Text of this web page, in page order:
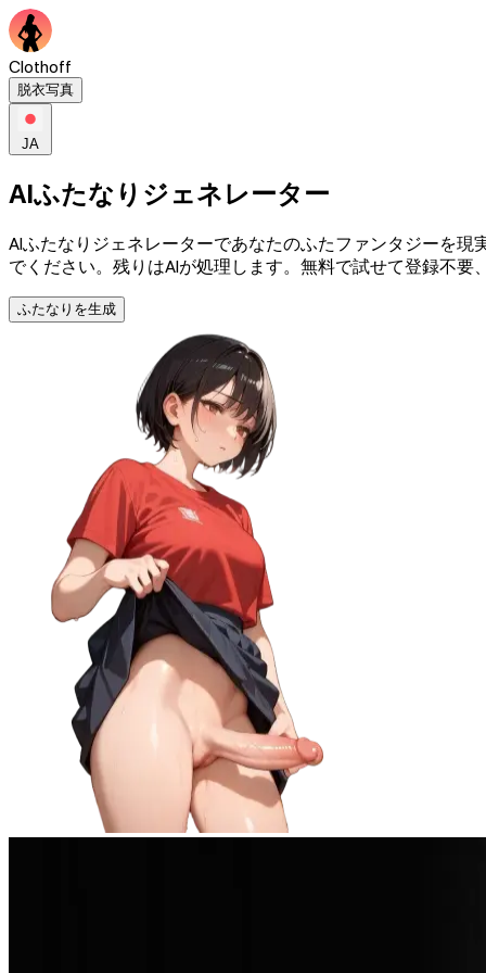
Clothoff
脱衣写真
JA
AIふたなりジェネレーター
AIふたなりジェネレーターであなたのふたファンタジーを
でください。残りはAIが処理します。無料で試せて登録不要
ふたなりを生成